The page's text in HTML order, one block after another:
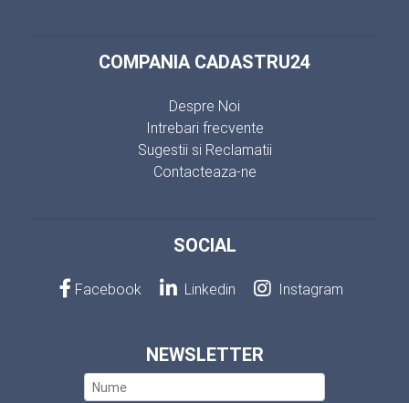
COMPANIA CADASTRU24
Despre Noi
Intrebari frecvente
Sugestii si Reclamatii
Contacteaza-ne
SOCIAL
Facebook Linkedin Instagram
NEWSLETTER